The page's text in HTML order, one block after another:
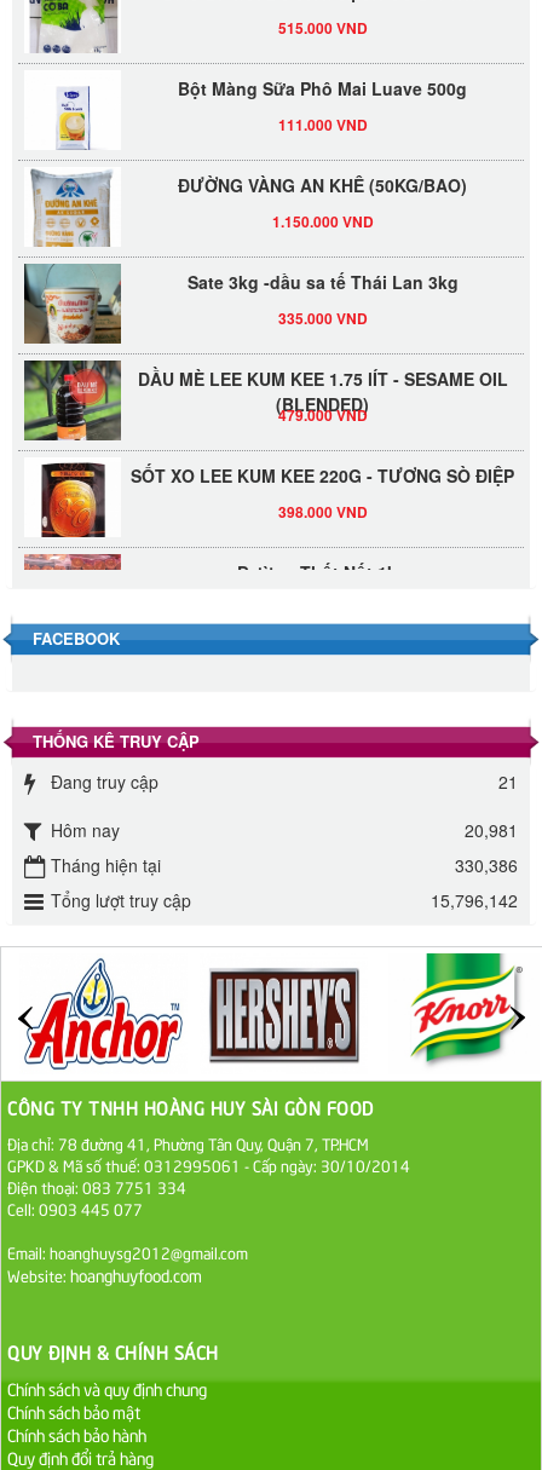
Bột Màng Sữa Phô Mai Luave 500g
ĐƯỜNG VÀNG AN KHÊ (50KG/BAO)
Sate 3kg -dầu sa tế Thái Lan 3kg
DẦU MÈ LEE KUM KEE 1.75 lÍT - SESAME OIL
(BLENDED)
479.000 VND
SỐT XO LEE KUM KEE 220G - TƯƠNG SÒ ĐIỆP
Đường Thốt Nốt 1kg
Đường phèn hạt Long An 500g
Đường phèn Long An bao 10kg
ĐƯỜNG SẠCH CÔ BA BIÊN HÒA 1KG
27.000 VND
Đường cát trắng An Khê bao 50kg
1.100.000 VND
Sa Tế Tôm Cholimex PET Hũ 450g
36.000 VND
FACEBOOK
THỐNG KÊ TRUY CẬP
Đang truy cập
21
Hôm nay
20,981
Tháng hiện tại
330,386
Tổng lượt truy cập
15,796,142
CÔNG TY TNHH HOÀNG HUY SÀI GÒN FOOD
Địa chỉ: 78 đường 41, Phường Tân Quy, Quận 7, TP.HCM
GPKD & Mã số thuế: 0312995061 - Cấp ngày: 30/10/2014
Điện thoại: 083 7751 334
Cell: 0903 445 077
Email: hoanghuysg2012@gmail.com
Website: hoanghuyfood.com
QUY ĐỊNH & CHÍNH SÁCH
Chính sách và quy định chung
Chính sách bảo mật
Chính sách bảo hành
Quy định đổi trả hàng